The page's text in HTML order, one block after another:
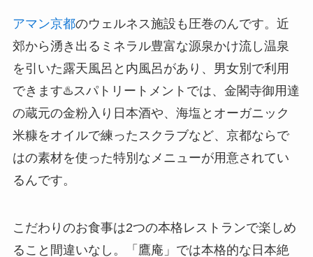
アマン京都のウェルネス施設も圧巻のんです。近
郊から湧き出るミネラル豊富な源泉かけ流し温泉
を引いた露天風呂と内風呂があり、男女別で利用
できます♨️スパトリートメントでは、金閣寺御用達
の蔵元の金粉入り日本酒や、海塩とオーガニック
米糠をオイルで練ったスクラブなど、京都ならで
はの素材を使った特別なメニューが用意されてい
るんです。
こだわりのお食事は2つの本格レストランで楽しめ
ること間違いなし。「鷹庵」では本格的な日本絶